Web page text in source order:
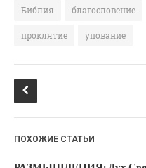
Книги
Мини-Проповеди
Новости
Притчи
Проповедь-Аудио
Проповедь-Видео
e
b
o
o
kl
a
ki
te
r
Библия благословение
проклятие упование
ПОХОЖИЕ СТАТЬИ